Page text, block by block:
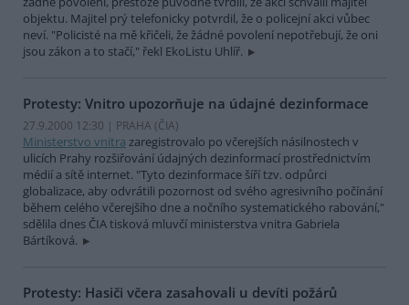
objektu. Majitel prý telefonicky potvrdil, že o policejní akci vůbec
neví. "Policisté na mě křičeli, že žádné povolení nepotřebují, že oni
jsou zákon a to stačí," řekl EkoListu Uhlíř.
Protesty: Vnitro upozorňuje na údajné dezinformace
27.9.2000 12:30 | PRAHA (ČIA)
Ministerstvo vnitra zaregistrovalo po včerejších násilnostech v
ulicích Prahy rozšiřování údajných dezinformací prostřednictvím
médií a sítě internet. "Tyto dezinformace šíří tzv. odpůrci
globalizace, aby odvrátili pozornost od svého agresivního počínání
během celého včerejšího dne a nočního systematického rabování,"
sdělila dnes ČIA tisková mluvčí ministerstva vnitra Gabriela
Bártíková.
Protesty: Hasiči včera zasahovali u devíti požárů